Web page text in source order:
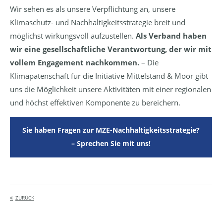
Wir sehen es als unsere Verpflichtung an, unsere
Klimaschutz- und Nachhaltigkeitsstrategie breit und
möglichst wirkungsvoll aufzustellen. Als Verband haben
wir eine gesellschaftliche Verantwortung, der wir mit
vollem Engagement nachkommen. – Die
Klimapatenschaft für die Initiative Mittelstand & Moor gibt
uns die Möglichkeit unsere Aktivitäten mit einer regionalen
und höchst effektiven Komponente zu bereichern.
Sie haben Fragen zur MZE-Nachhaltigkeitsstrategie?
– Sprechen Sie mit uns!
ZURÜCK